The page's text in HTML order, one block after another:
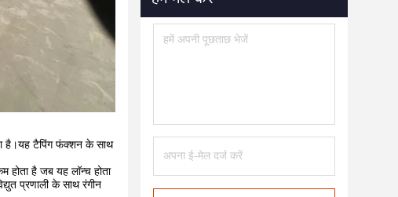
है।यह टैपिंग फंक्शन के साथ
है जब यह लॉन्च होता
प्रणाली के साथ रंगीन